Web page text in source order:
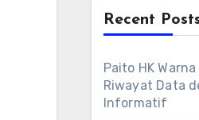
Recent
Paito HK
Riwayat Data
Informatif